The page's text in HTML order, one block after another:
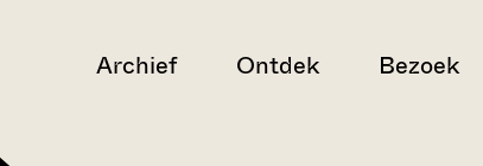
Archief Ontdek Bezoek